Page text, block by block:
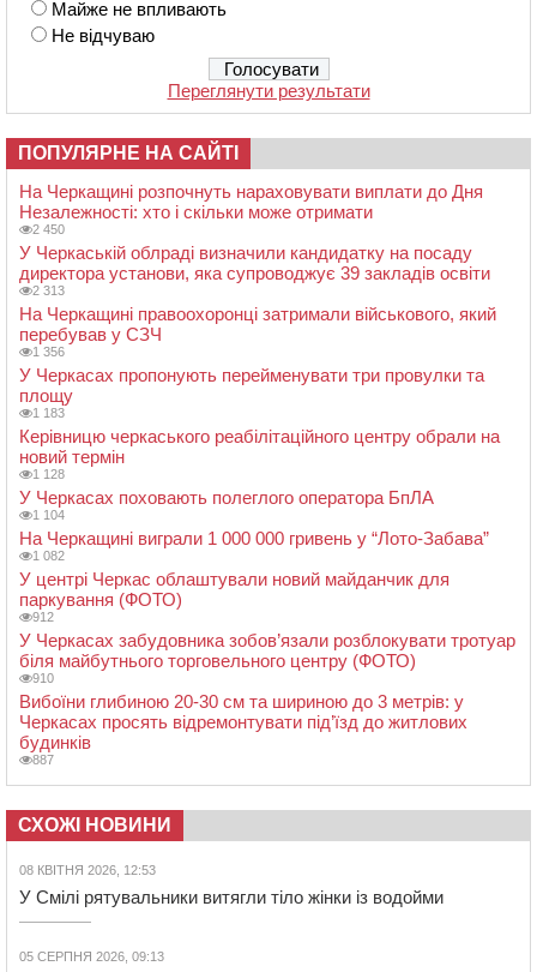
Майже не впливають
Не відчуваю
Переглянути результати
ПОПУЛЯРНЕ НА САЙТІ
На Черкащині розпочнуть нараховувати виплати до Дня
Незалежності: хто і скільки може отримати
2 450
У Черкаській облраді визначили кандидатку на посаду
директора установи, яка супроводжує 39 закладів освіти
2 313
На Черкащині правоохоронці затримали військового, який
перебував у СЗЧ
1 356
У Черкасах пропонують перейменувати три провулки та
площу
1 183
Керівницю черкаського реабілітаційного центру обрали на
новий термін
1 128
У Черкасах поховають полеглого оператора БпЛА
1 104
На Черкащині виграли 1 000 000 гривень у “Лото-Забава”
1 082
У центрі Черкас облаштували новий майданчик для
паркування (ФОТО)
912
У Черкасах забудовника зобов’язали розблокувати тротуар
біля майбутнього торговельного центру (ФОТО)
910
Вибоїни глибиною 20-30 см та шириною до 3 метрів: у
Черкасах просять відремонтувати під’їзд до житлових
будинків
887
СХОЖІ НОВИНИ
08 КВІТНЯ 2026, 12:53
У Смілі рятувальники витягли тіло жінки із водойми
05 СЕРПНЯ 2026, 09:13